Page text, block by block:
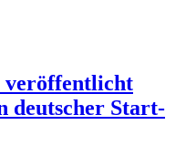
veröffentlicht
deutscher Start-